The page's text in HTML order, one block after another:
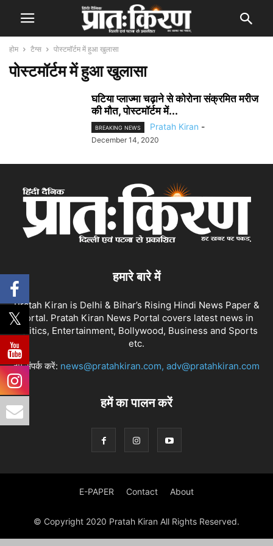
होम टैग्स पोस्टमॉर्टम में हुआ खुलासा
पोस्टमॉर्टम में हुआ खुलासा
घटिया प्लाज्मा चढ़ाने से कोरोना संक्रमित मरीज
की मौत, पोस्टमॉर्टम में...
BREAKING NEWS Pratah Kiran -
December 14, 2020
हमारे बारे में
Pratah Kiran is Delhi & Bihar’s Rising Hindi News Paper &
Portal. Pratah Kiran News Portal covers latest news in
Politics, Entertainment, Bollywood, Business and Sports
etc.
हमें संपर्क करें: news@pratahkiran.com, adv@pratahkiran.com
हमें का पालन करें
E-PAPER Contact About
© Copyright 2020 Pratah Kiran All Rights Reserved.